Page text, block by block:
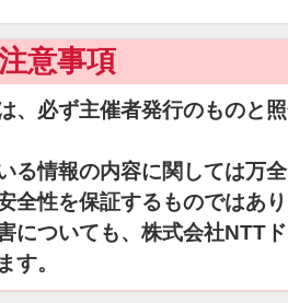
意事項
、必ず主催者発行のものと
る情報の内容に関しては万
全性を保証するものではあ
についても、株式会社NTT
す。